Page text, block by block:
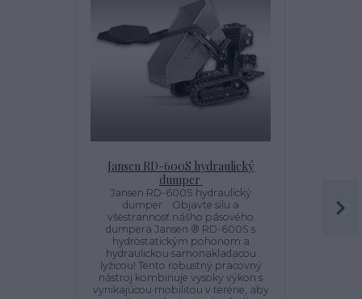
Jansen RD-600S hydraulický
dumper
Jansen RD-600S hydraulický
dumper Objavte silu a
všestrannosť nášho pásového
dumpera Jansen ® RD-600S s
hydrostatickým pohonom a
hydraulickou samonakladacou
lyžicou! Tento robustný pracovný
nástroj kombinuje vysoký výkon s
vynikajúcou mobilitou v teréne, aby
pásový